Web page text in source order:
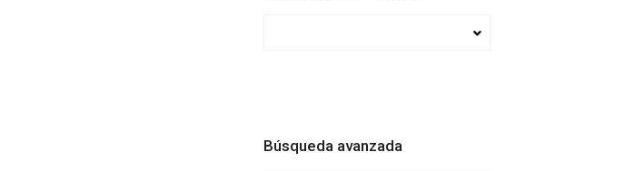
Búsqueda avanzada